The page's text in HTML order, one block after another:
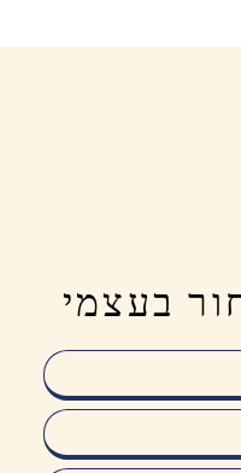
בעצמי